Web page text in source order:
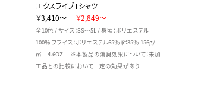
エクスライブTシャツ
￥3,410～
￥2,849～
全10色 / サイズ：SS～5L / 身頃：ポリエステル
100％ フライス：ポリエステル65％ 綿35％ 156g/
㎡ 4.6OZ ※本製品の消臭効果について：未加
工品との比較において一定の効果があり